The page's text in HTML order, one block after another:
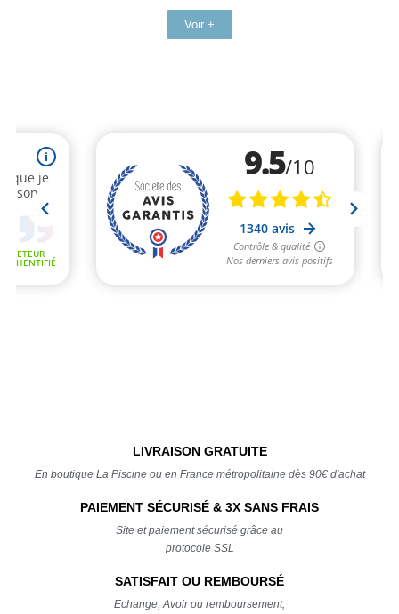
Voir +
LIVRAISON GRATUITE
En boutique La Piscine ou en France métropolitaine dès 90€ d'achat
PAIEMENT SÉCURISÉ & 3X SANS FRAIS
Site et paiement sécurisé grâce au
protocole SSL
SATISFAIT OU REMBOURSÉ
Echange, Avoir ou remboursement,